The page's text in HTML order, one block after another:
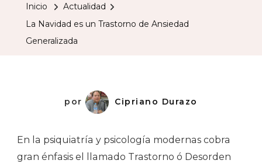
Inicio
Actualidad
La Navidad es un Trastorno de Ansiedad
Generalizada
por Cipriano Durazo
En la psiquiatría y psicología modernas cobra
gran énfasis el llamado Trastorno ó Desorden